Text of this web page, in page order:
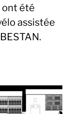
ont été
assistée